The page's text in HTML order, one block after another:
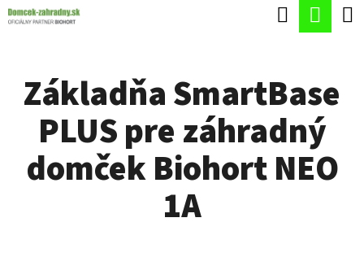
Prejsť
Hľadať
Základňa SmartBase
PLUS pre záhradný
domček Biohort NEO
1A
K